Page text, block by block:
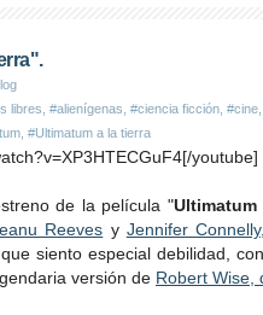
libres #alienígenas #ciencia ficción #cine
#Ultimatum a la tierra
youtube]
de la película "Ultimatum
Reeves y Jennifer Connelly
que siento especial debilidad,
versión de Robert Wise,